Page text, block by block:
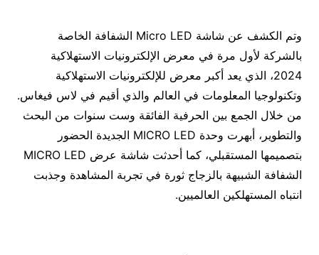
وتم الكشف عن شاشة Micro LED الشفافة الخاصة
بالشركة لأول مرة في معرض الإلكترونيات الاستهلاكية
2024، الذي يعد أكبر معرض للإلكترونيات الاستهلاكية
وتكنولوجيا المعلومات في العالم والذي أقيم في لاس فيغاس.
من خلال الجمع بين الحرفية الفائقة وست سنوات من البحث
والتطوير، أبهرت وحدة MICRO LED الجديدة الحضور
بتصميمها المستقبلي، كما أحدثت شاشة عرض MICRO LED
الشفافة الشبيهة بالزجاج ثورة في تجربة المشاهدة وجذبت
انتباه المستهلكين العالميين.